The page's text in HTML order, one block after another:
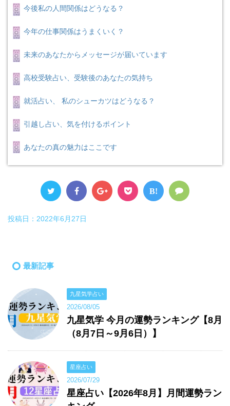
今後私の人間関係はどうなる？
今年の仕事関係はうまくいく？
未来のあなたからメッセージが届いています
高校受験占い、受験後のあなたの気持ち
就活占い、 私のシューカツはどうなる？
引越し占い、気を付けるポイント
あなたの真の魅力はここです
B!
投稿日： 2022年6月27日
最新記事
九星気学占い
2026/08/05
九星気学 今月の運勢ランキング【8月
（8月7日～9月6日）】
星座占い
2026/07/29
星座占い【2026年8月】月間運勢ラン